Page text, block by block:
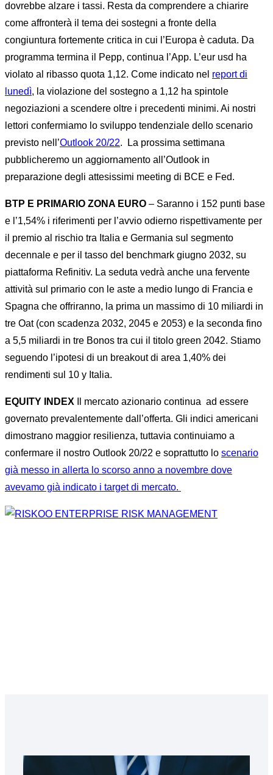
dovrebbe alzare i tassi. Resta da comprendere a chiarire
come affronterà il tema dei sostegni a fronte della
congiuntura fortemente critica in cui l’Europa è caduta. Da
programma termina il Pepp, continua l’App. L’eur usd ha
violato al ribasso quota 1,12. Come indicato nel report di
lunedì, la violazione del sostegno a 1,12 ha spintole
negoziazioni a scendere oltre i precedenti minimi. Ai nostri
lettori confermiamo lo sviluppo tendenziale dello scenario
previsto nell’Outlook 20/22. La prossima settimana
pubblicheremo un aggiornamento all’Outlook in
preparazione degli attesissimi meeting di BCE e Fed.
BTP E PRIMARIO ZONA EURO – Saranno i 152 punti base
e l’1,54% i riferimenti per l’avvio odierno rispettivamente per
il premio al rischio tra Italia e Germania sul segmento
decennale e per il tasso del benchmark giugno 2032, su
piattaforma Refinitiv. La seduta vedrà anche una fervente
attività sul primario con le aste a medio lungo di Francia e
Spagna che offriranno, la prima un massimo di 10 miliardi in
tre Oat (con scadenza 2032, 2045 e 2053) e la seconda fino
a 5,5 miliardi in tre Bonos tra cui il titolo green 2042. Stiamo
seguendo l’ipotesi di un breakout di area 1,40% dei
rendimenti sul 10 y Italia.
EQUITY INDEX
Il mercato azionario continua ad essere
governato prevalentemente dall’offerta. Gli indici americani
dimostrano maggior resilienza, tuttavia continuiamo a
confermare il nostro Outlook 20/22 e soprattutto lo scenario
già messo in allerta lo scorso anno a novembre dove
avevamo già indicato i target di mercato.